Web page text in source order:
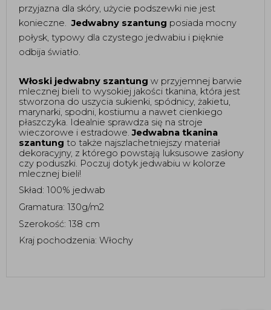
przyjazna dla skóry, użycie podszewki nie jest
konieczne. Jedwabny szantung posiada mocny
połysk, typowy dla czystego jedwabiu i pięknie
odbija światło.
Włoski jedwabny szantung w przyjemnej barwie
mlecznej bieli to wysokiej jakości tkanina, która jest
stworzona do uszycia sukienki, spódnicy, żakietu,
marynarki, spodni, kostiumu a nawet cienkiego
płaszczyka. Idealnie sprawdza się na stroje
wieczorowe i estradowe. Jedwabna tkanina
szantung to także najszlachetniejszy materiał
dekoracyjny, z którego powstają luksusowe zasłony
czy poduszki. Poczuj dotyk jedwabiu w kolorze
mlecznej bieli!
Skład: 100% jedwab
Gramatura: 130g/m2
Szerokość: 138 cm
Kraj pochodzenia: Włochy